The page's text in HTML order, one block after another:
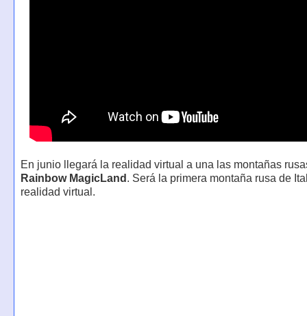
En junio llegará la realidad virtual a una las montañas
Rainbow MagicLand . Será la primera montaña rusa de
realidad virtual.